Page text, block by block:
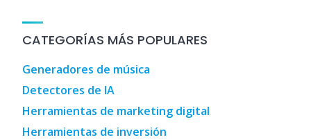
CATEGORÍAS MÁS POPULARES
Generadores de música
Detectores de IA
Herramientas de marketing digital
Herramientas de inversión